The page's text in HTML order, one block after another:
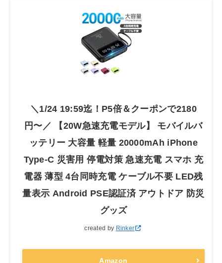
＼1/24 19:59迄！P5倍＆クーポンで2180
円〜／ 【20W急速充電モデル】 モバイルバ
ッテリー 大容量 軽量 20000mAh iPhone
Type-C 災害用 停電対策 急速充電 スマホ 充
電器 薄型 4台同時充電 ケーブル不要 LED残
量表示 Android PSE認証済 アウトドア 防災
グッズ
created by Rinker
Amazon